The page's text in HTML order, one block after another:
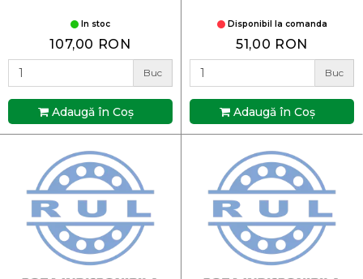
In stoc
107,00 RON
Buc
Adaugă în Coş
Disponibil la comanda
51,00 RON
Buc
Adaugă în Coş